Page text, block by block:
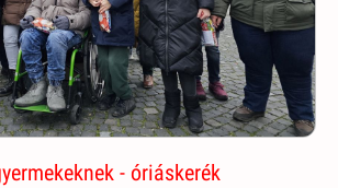
- óriáskerék